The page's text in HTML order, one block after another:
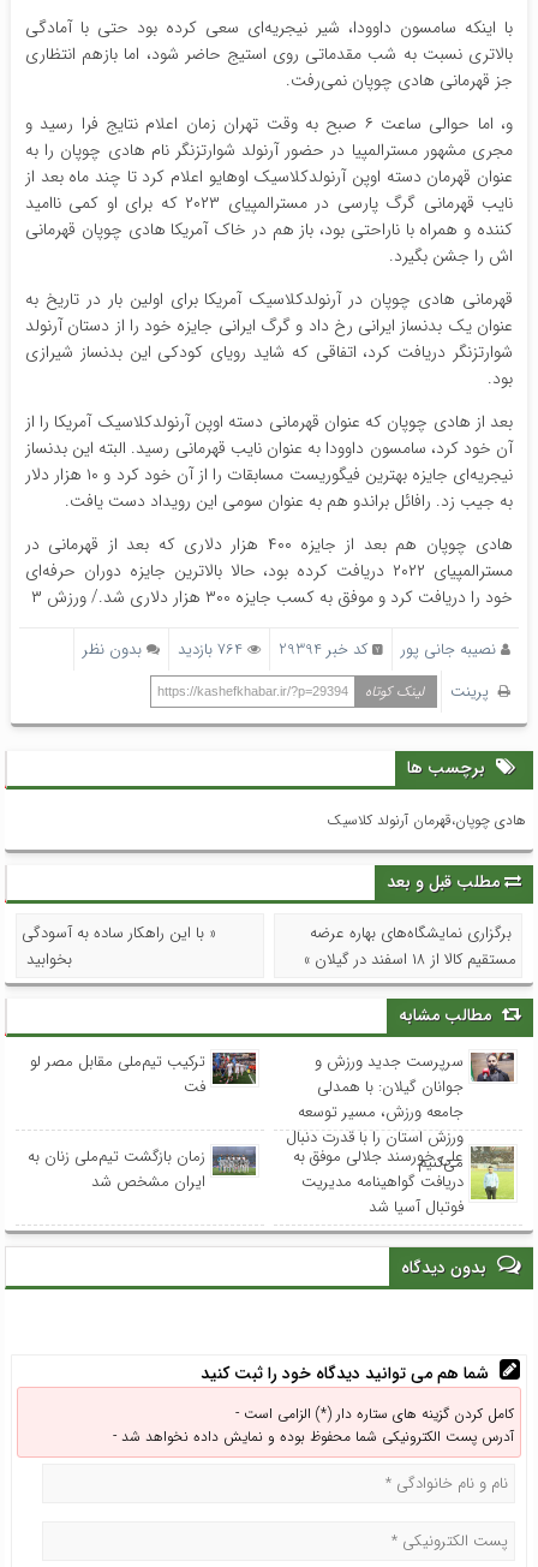
با اینکه سامسون داوودا، شیر نیجریه‌ای سعی کرده بود حتی با آمادگی
بالاتری نسبت به شب مقدماتی روی استیج حاضر شود، اما بازهم انتظاری
جز قهرمانی هادی چوپان نمی‌رفت.
و، اما حوالی ساعت ۶ صبح به وقت تهران زمان اعلام نتایج فرا رسید و
مجری مشهور مسترالمپیا در حضور آرنولد شوارتزنگر نام هادی چوپان را به
عنوان قهرمان دسته اوپن آرنولدکلاسیک اوهایو اعلام کرد تا چند ماه بعد از
نایب قهرمانی گرگ پارسی در مسترالمپیای ۲۰۲۳ که برای او کمی ناامید
کننده و همراه با ناراحتی بود، باز هم در خاک آمریکا هادی چوپان قهرمانی
اش را جشن بگیرد.
قهرمانی هادی چوپان در آرنولدکلاسیک آمریکا برای اولین بار در تاریخ به
عنوان یک بدنساز ایرانی رخ داد و گرگ ایرانی جایزه خود را از دستان آرنولد
شوارتزنگر دریافت کرد، اتفاقی که شاید رویای کودکی این بدنساز شیرازی
بود.
بعد از هادی چوپان که عنوان قهرمانی دسته اوپن آرنولدکلاسیک آمریکا را از
آن خود کرد، سامسون داوودا به عنوان نایب قهرمانی رسید. البته این بدنساز
نیجریه‌ای جایزه بهترین فیگوریست مسابقات را از آن خود کرد و ۱۰ هزار دلار
به جیب زد. رافائل براندو هم به عنوان سومی این رویداد دست یافت.
هادی چوپان هم بعد از جایزه ۴۰۰ هزار دلاری که بعد از قهرمانی در
مسترالمپیای ۲۰۲۲ دریافت کرده بود، حالا بالاترین جایزه دوران حرفه‌ای
خود را دریافت کرد و موفق به کسب جایزه ۳۰۰ هزار دلاری شد./ ورزش ۳
نصیبه جانی پور کد خبر 29394 764 بازدید
بدون نظر
پرینت
لینک کوتاه https://kashefkhabar.ir/?p=29394
برچسب ها
هادی چوپان،قهرمان آرنولد کلاسیک
مطلب قبل و بعد
برگزاری نمایشگاه‌های بهاره عرضه
مستقیم کالا از ۱۸ اسفند در گیلان »
« با این راهکار ساده به آسودگی
بخوابید
مطالب مشابه
سرپرست جدید ورزش و
جوانان گیلان: با همدلی
جامعه ورزش، مسیر توسعه
ورزش استان را با قدرت دنبال
می‌کنیم
ترکیب تیم‌ملی مقابل مصر لو
فت
علی خورسند جلالی موفق به
دریافت گواهینامه مدیریت
فوتبال آسیا شد
زمان بازگشت تیم‌ملی زنان به
ایران مشخص شد
بدون دیدگاه
شما هم می توانید دیدگاه خود را ثبت کنید
کامل کردن گزینه های ستاره دار (*) الزامی است -
آدرس پست الکترونیکی شما محفوظ بوده و نمایش داده نخواهد شد -